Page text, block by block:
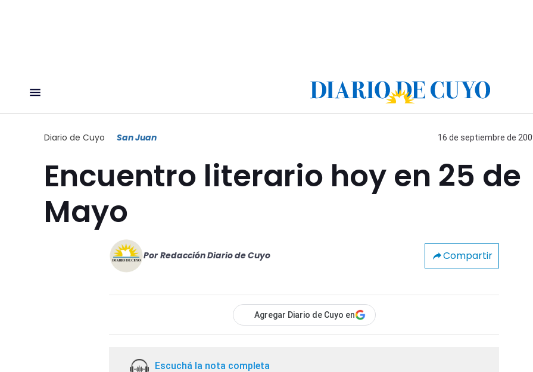
Diario de Cuyo San Juan 16 de septiembre de
Encuentro literario hoy en 25 de
Mayo
Por Redacción Diario de Cuyo Compartir
Agregar Diario de Cuyo en
Escuchá la nota completa